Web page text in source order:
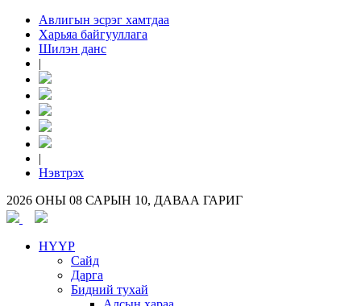
Авлигын эсрэг хамтдаа
Харьяа байгууллага
Шилэн данс
|
|
Нэвтрэх
2026 ОНЫ 08 САРЫН 10, ДАВАА ГАРИГ
НҮҮР
Сайд
Дарга
Бидний тухай